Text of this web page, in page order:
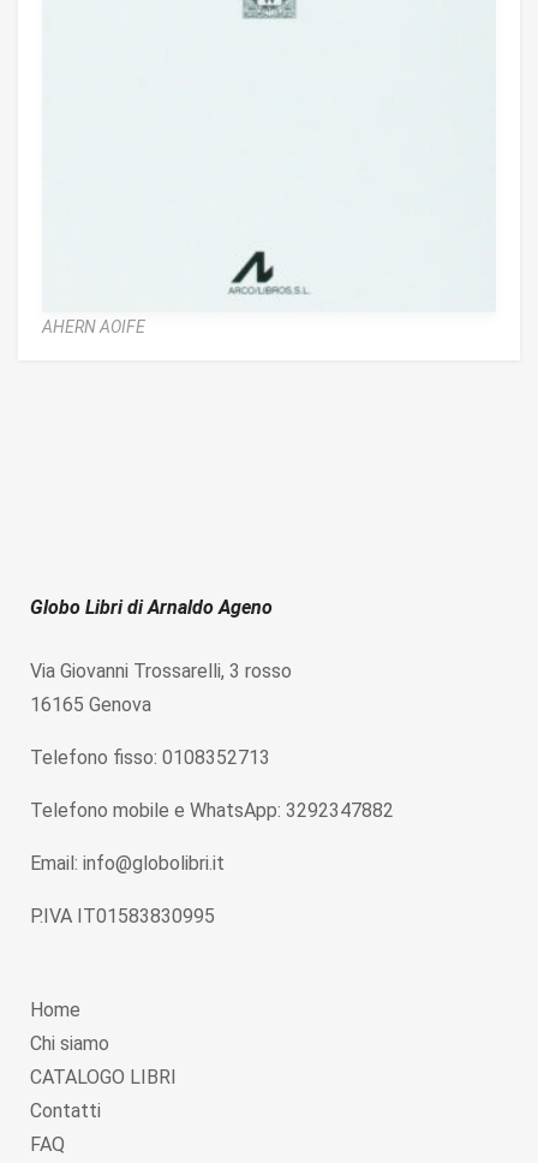
AHERN AOIFE
Globo Libri di Arnaldo Ageno
Via Giovanni Trossarelli, 3 rosso
16165 Genova
Telefono fisso: 0108352713
Telefono mobile e WhatsApp: 3292347882
Email: info@globolibri.it
P.IVA IT01583830995
Home
Chi siamo
CATALOGO LIBRI
Contatti
FAQ